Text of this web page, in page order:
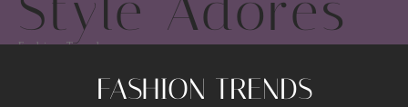
Fashion Trends
FASHION TRENDS